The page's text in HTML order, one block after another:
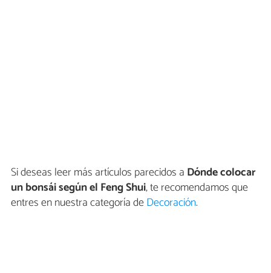
Si deseas leer más artículos parecidos a Dónde colocar
un bonsái según el Feng Shui, te recomendamos que
entres en nuestra categoría deDecoración.